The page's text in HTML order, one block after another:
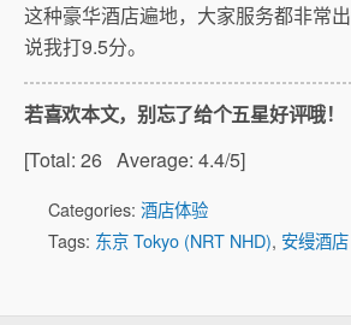
这种豪华酒店遍地，大家服务都非常
说我打9.5分。
若喜欢本文，别忘了给个五星好评哦！
[Total: 26 Average: 4.4/5]
Categories: 酒店体验
Tags: 东京 Tokyo (NRT NHD), 安缦酒